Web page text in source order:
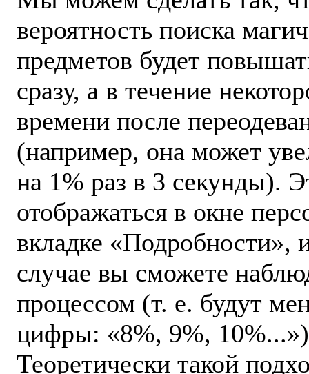
вероятность поиска
предметов будет
сразу, а в течение
времени после
(например, она может
на 1% раз в 3 секунды).
отображаться в окне
вкладке «Подробности»,
случае вы сможете
процессом (т. е. будут
цифры: «8%, 9%,
Теоретически такой